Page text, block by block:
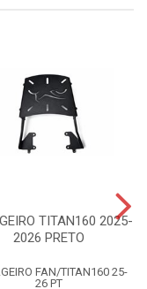
TITAN160 2025-
2026 PRETO
FAN/TITAN160 25-
26 PT